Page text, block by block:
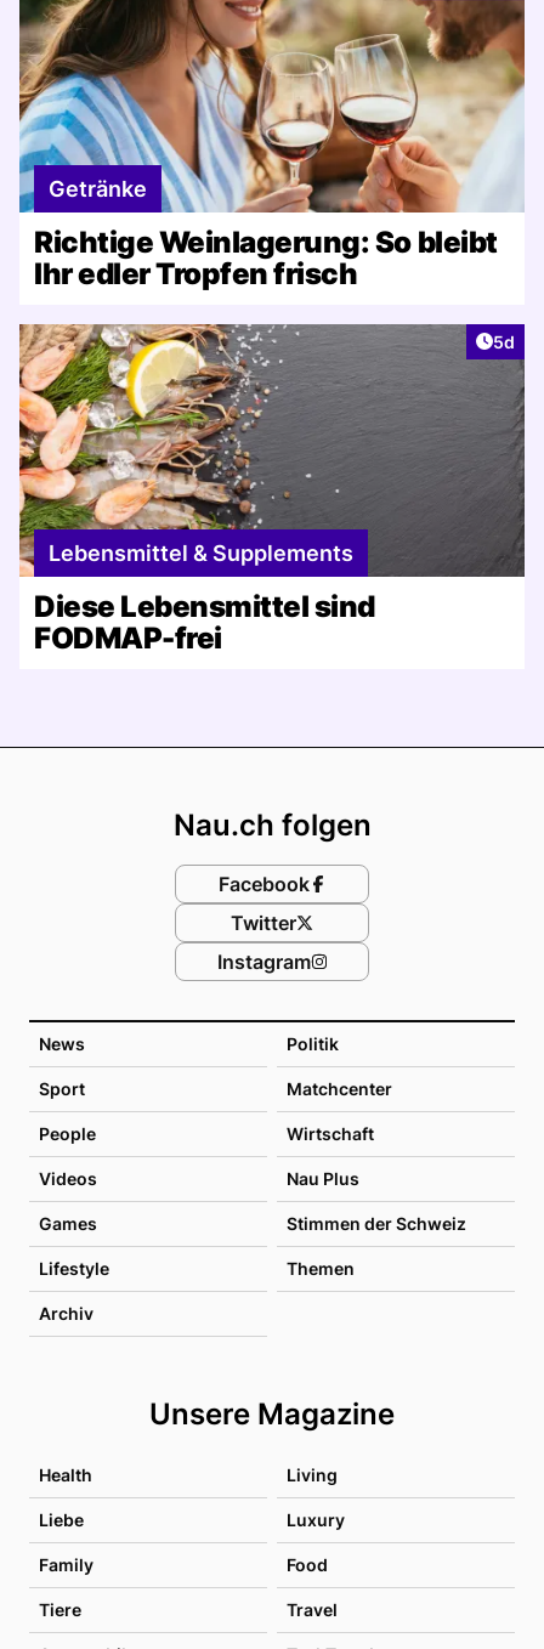
Getränke
Richtige Weinlagerung: So bleibt
Ihr edler Tropfen frisch
5d
Lebensmittel & Supplements
Diese Lebensmittel sind
FODMAP-frei
News Politik
Sport Matchcenter
People Wirtschaft
Videos Nau Plus
Games Stimmen der Schweiz
Lifestyle Themen
Archiv
Unsere Magazine
Health Living
Liebe Luxury
Family Food
Tiere Travel
Nau.ch folgen
Facebook
Twitter
Instagram